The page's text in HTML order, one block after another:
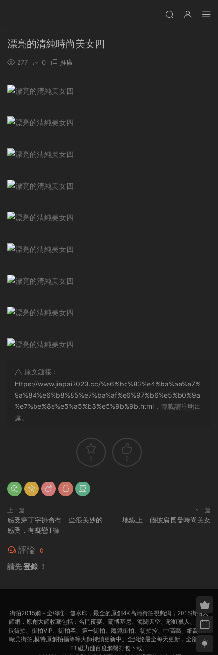
漂亮的清純時尚美女四
277 0 推廣
原文鏈接：
https://www.jiepai2023.cc/%e6%bc%82%e4%ba%ae%e7%
9a%84%e6%b8%85%e7%ba%af%e6%97%b6%e5%b0%9a
%e7%be%8e%e5%a5%b3%e5%9b%9b.html ，轉載請注明出
處。
0 0
上一篇
感受穿丁字褲會有一些很美妙的
感受，有癡戀T褲
下一篇
地鐵上一個披肩長發時尚美女
評論 0
請先登錄 ！
街拍2015網 - 全網唯一無水印，最全的原創4K高清街拍視頻網，2015街拍大
師網，原創大師收藏包括：名門夜宴、蘭博基尼、海闊天空、彩虹獵人、4K超
長街拍、街拍VIP、街拍客、第一街拍、魔鏡街拍、街拍控、中高藝、細高跟、
歐美街拍,模特原創拍攝等等大師持續更新中。全網絡最全每天更新，全部迅雷
BT磁力鏈百度網盤打包下載。